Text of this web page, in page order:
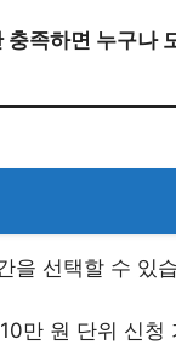
족하면 누구나
을 선택할 수 있
만 원 단위 신청